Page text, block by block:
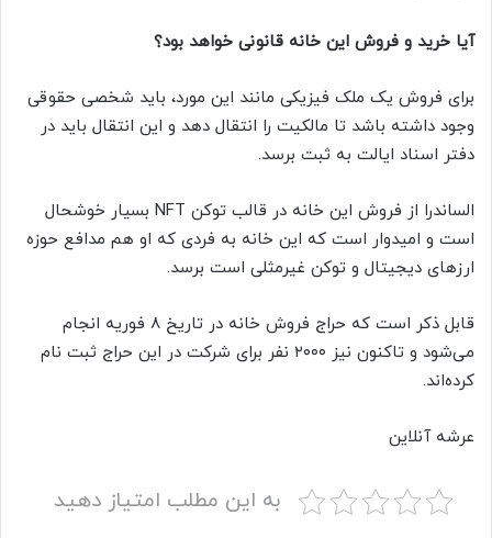
آیا خرید و فروش این خانه قانونی خواهد بود؟
برای فروش یک ملک فیزیکی مانند این مورد، باید شخصی حقوقی
وجود داشته باشد تا مالکیت را انتقال دهد و این انتقال باید در
دفتر اسناد ایالت به ثبت برسد.
الساندرا از فروش این خانه در قالب توکن NFT بسیار خوشحال
است و امیدوار است که این خانه به فردی که او هم مدافع حوزه
ارز‌های دیجیتال و توکن غیرمثلی است برسد.
قابل ذکر است که حراج فروش خانه در تاریخ ۸ فوریه انجام
می‌شود و تاکنون نیز ۲۰۰۰ نفر برای شرکت در این حراج ثبت نام
کرده‌اند.
عرشه آنلاین
به این مطلب امتیاز دهید